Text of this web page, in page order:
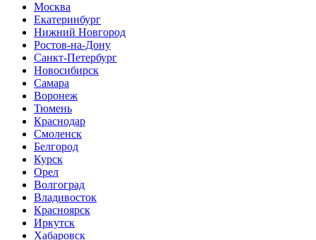
Москва
Екатеринбург
Нижний Новгород
Ростов-на-Дону
Санкт-Петербург
Новосибирск
Самара
Воронеж
Тюмень
Краснодар
Смоленск
Белгород
Курск
Орел
Волгоград
Владивосток
Красноярск
Иркутск
Хабаровск